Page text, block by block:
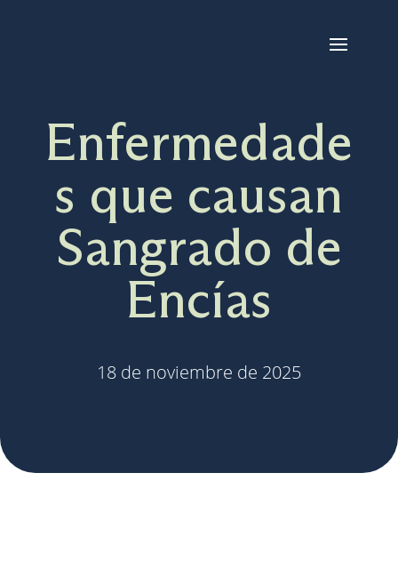
Enfermedade
s que causan
Sangrado de
Encías
18 de noviembre de 2025